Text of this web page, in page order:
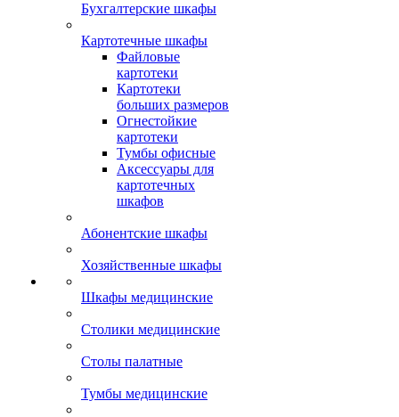
Бухгалтерские шкафы
Картотечные шкафы
Файловые
картотеки
Картотеки
больших размеров
Огнестойкие
картотеки
Тумбы офисные
Аксессуары для
картотечных
шкафов
Абонентские шкафы
Хозяйственные шкафы
Шкафы медицинские
Столики медицинские
Столы палатные
Тумбы медицинские